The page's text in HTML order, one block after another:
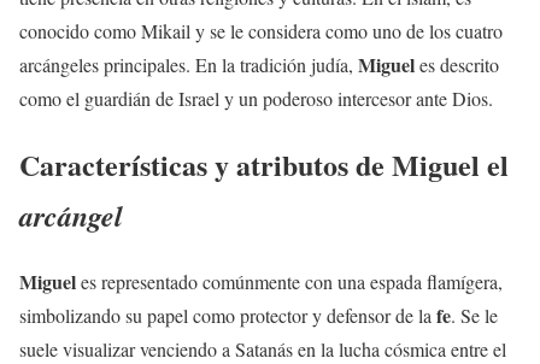
conocido como Mikail y se le considera como uno de los cuatro
arcángeles principales. En la tradición judía, Migueles descrito
como el guardián de Israel y un poderoso intercesor ante Dios.
Características y atributos de Miguel el
arcángel
Migueles representado comúnmente con una espada flamígera,
simbolizando su papel como protector y defensor de lafe. Se le
suele visualizar venciendo a Satanás en la lucha cósmica entre el